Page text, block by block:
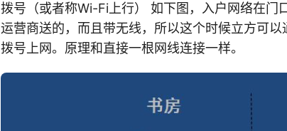
拨号（或者称Wi-Fi上行） 如下图，入户网络在门
运营商送的，而且带无线，所以这个时候立方可
拨号上网。原理和直接一根网线连接一样。